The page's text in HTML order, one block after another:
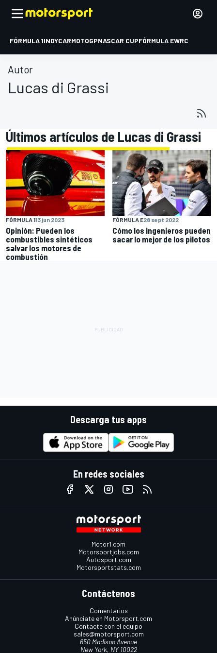
FÓRMULA 1INDYCARMOTOGPNASCAR CUPFÓRMULA EWRC
Autor
Lucas di Grassi
Últimos artículos de Lucas di Grassi
FÓRMULA 113 jun 2023
Opinión: Pueden los
combustibles sintéticos
salvar los motores de
combustión
FÓRMULA E28 sept 2022
Cómo los ingenieros pueden
sacar lo mejor de los pilotos
Descarga tus apps
En redes sociales
Motor1.com
Motorsportjobs.com
Autosport.com
Motorsportstats.com
Contáctenos
Comentarios
Anúnciate en Motorsport.com
Contacte con el equipo
sales@motorsport.com
650 Madison Avenue
New York, NY 10022